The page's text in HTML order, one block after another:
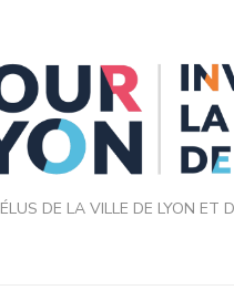
ÉLUS DE LA VILLE DE LYON ET